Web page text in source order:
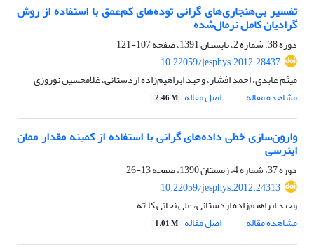
تفسیر بی‌هنجاری‌های گرانی توده‌‌های کم‌عمق با استفاده از روش‌
گرادیان کامل نرمال‌شده
دوره 38، شماره 2، تابستان 1391، صفحه
107-121
10.22059/jesphys.2012.28437
میثم عابدی، احمد افشار، وحید ابراهیم‌زاده اردستانی، غلامحسین نوروزی
مشاهده مقاله
اصل مقاله 2.46 M
وارون‌سازی خطی داده‌های گرانی با استفاده از کمینه مقدار ممان
اینرسی
دوره 37، شماره 4، زمستان 1390، صفحه
13-26
10.22059/jesphys.2012.24313
وحید ابراهیم‌زاده اردستانی، علی نجاتی کلاته
مشاهده مقاله
اصل مقاله 1.01 M